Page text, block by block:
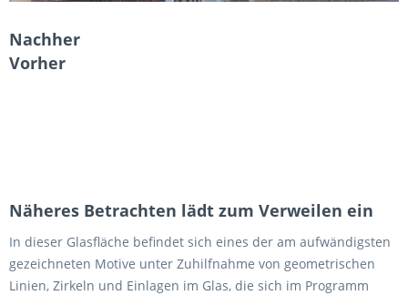
Nachher
Vorher
Näheres Betrachten lädt zum Verweilen ein
In dieser Glasfläche befindet sich eines der am aufwändigsten
gezeichneten Motive unter Zuhilfnahme von geometrischen
Linien, Zirkeln und Einlagen im Glas, die sich im Programm